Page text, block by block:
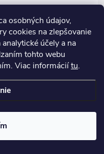
osobných údajov,
cookies na zlepšovanie
účely a na
tohto webu
Viac informáciítu.